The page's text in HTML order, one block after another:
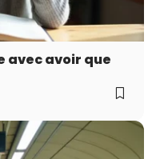
avec avoir que